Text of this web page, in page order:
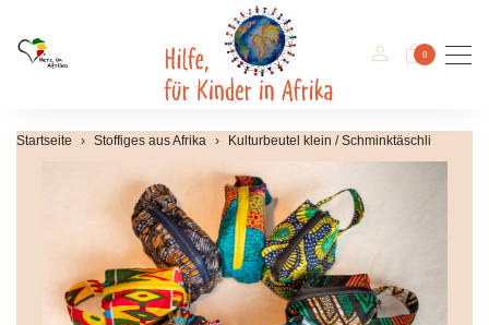
0
Startseite Stoffiges aus Afrika Kulturbeutel klein / Schminktäschli